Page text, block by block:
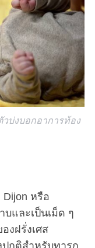
บ่งบอกอาการท้อง
หรือ
และเป็นเม็ด ๆ
งฝรั่งเศส